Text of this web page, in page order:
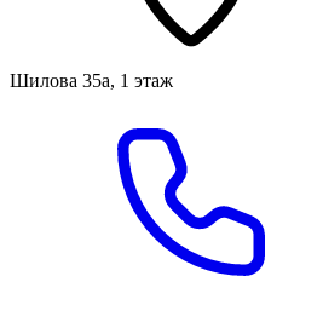
Шилова 35а, 1 этаж